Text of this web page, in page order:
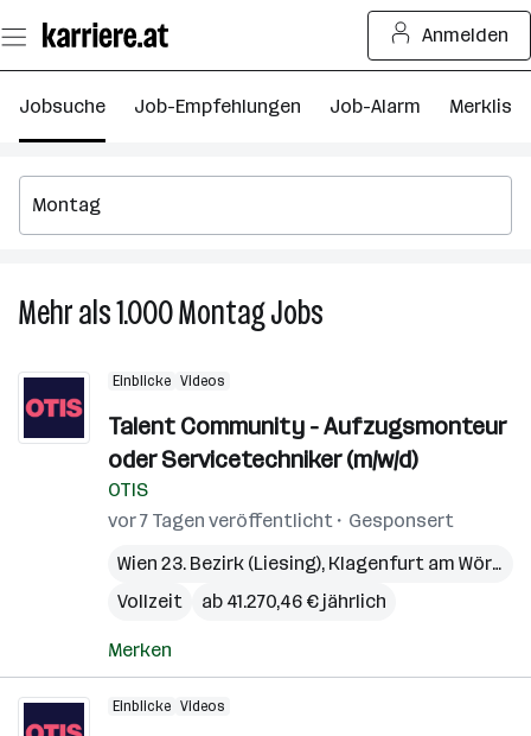
Seiteninhalt
springen
Anmelden
Jobsuche Job-Empfehlungen Job-Alarm Merkliste
Mehr als 1.000MontagJobs
Jobs
Einblicke Videos
Talent Community - Aufzugsmonteur
oder Servicetechniker (m/w/d)
OTIS
vor 7 Tagen veröffentlicht
Gesponsert
Wien 23. Bezirk (Liesing), Klagenfurt am Wörthersee
Vollzeit
ab 41.270,46 € jährlich
Merken
Einblicke Videos